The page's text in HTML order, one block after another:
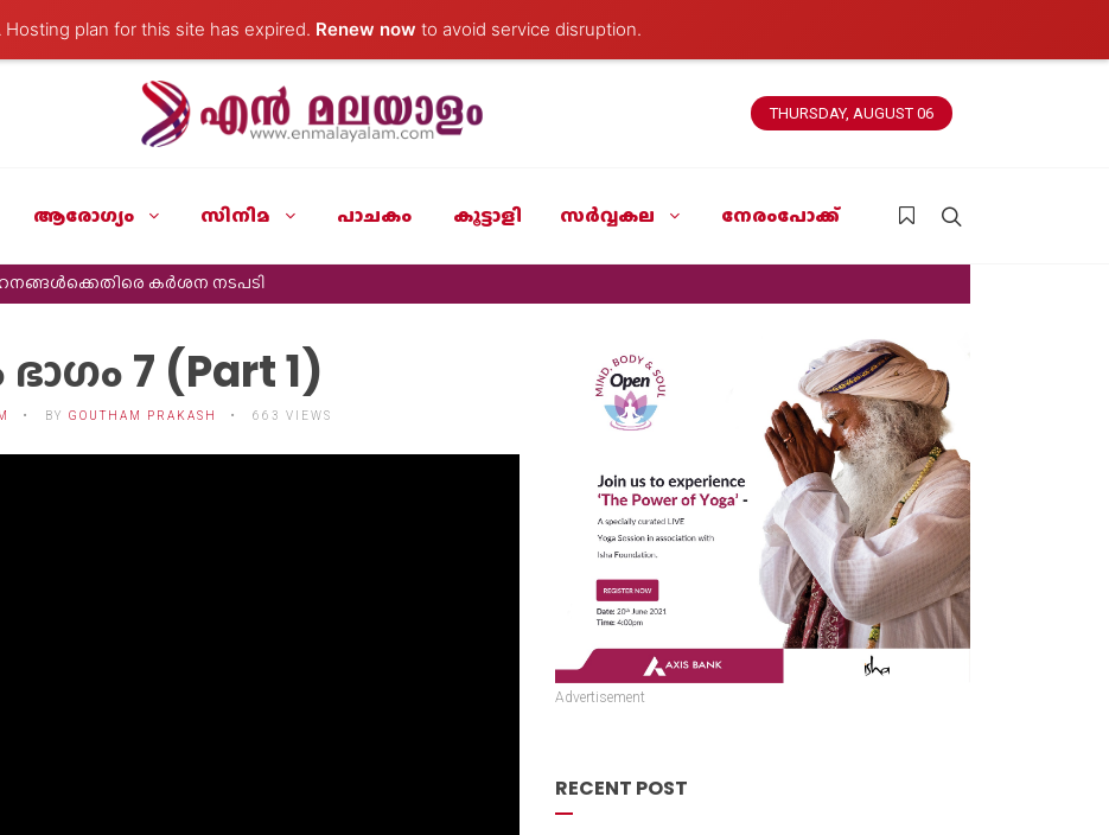
plan for this site has expired. Renew now to avoid service disruption.
THURSDAY, AUGUST 06
ആരോഗ്യം സിനിമ പാചകം കൂട്ടാളി സർവ്വകല നേരംപോക്ക്
കർശന നടപടി
7 (Part 1)
BY GOUTHAM PRAKASH 663 VIEWS
Advertisement
RECENT POST